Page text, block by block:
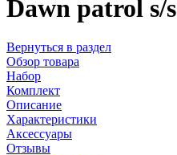
Dawn patrol s/s
Вернуться в раздел
Обзор товара
Набор
Комплект
Описание
Характеристики
Аксессуары
Отзывы